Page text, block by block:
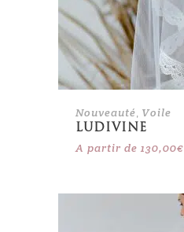
Nouveauté, Voile
LUDIVINE
A partir de 130,00€